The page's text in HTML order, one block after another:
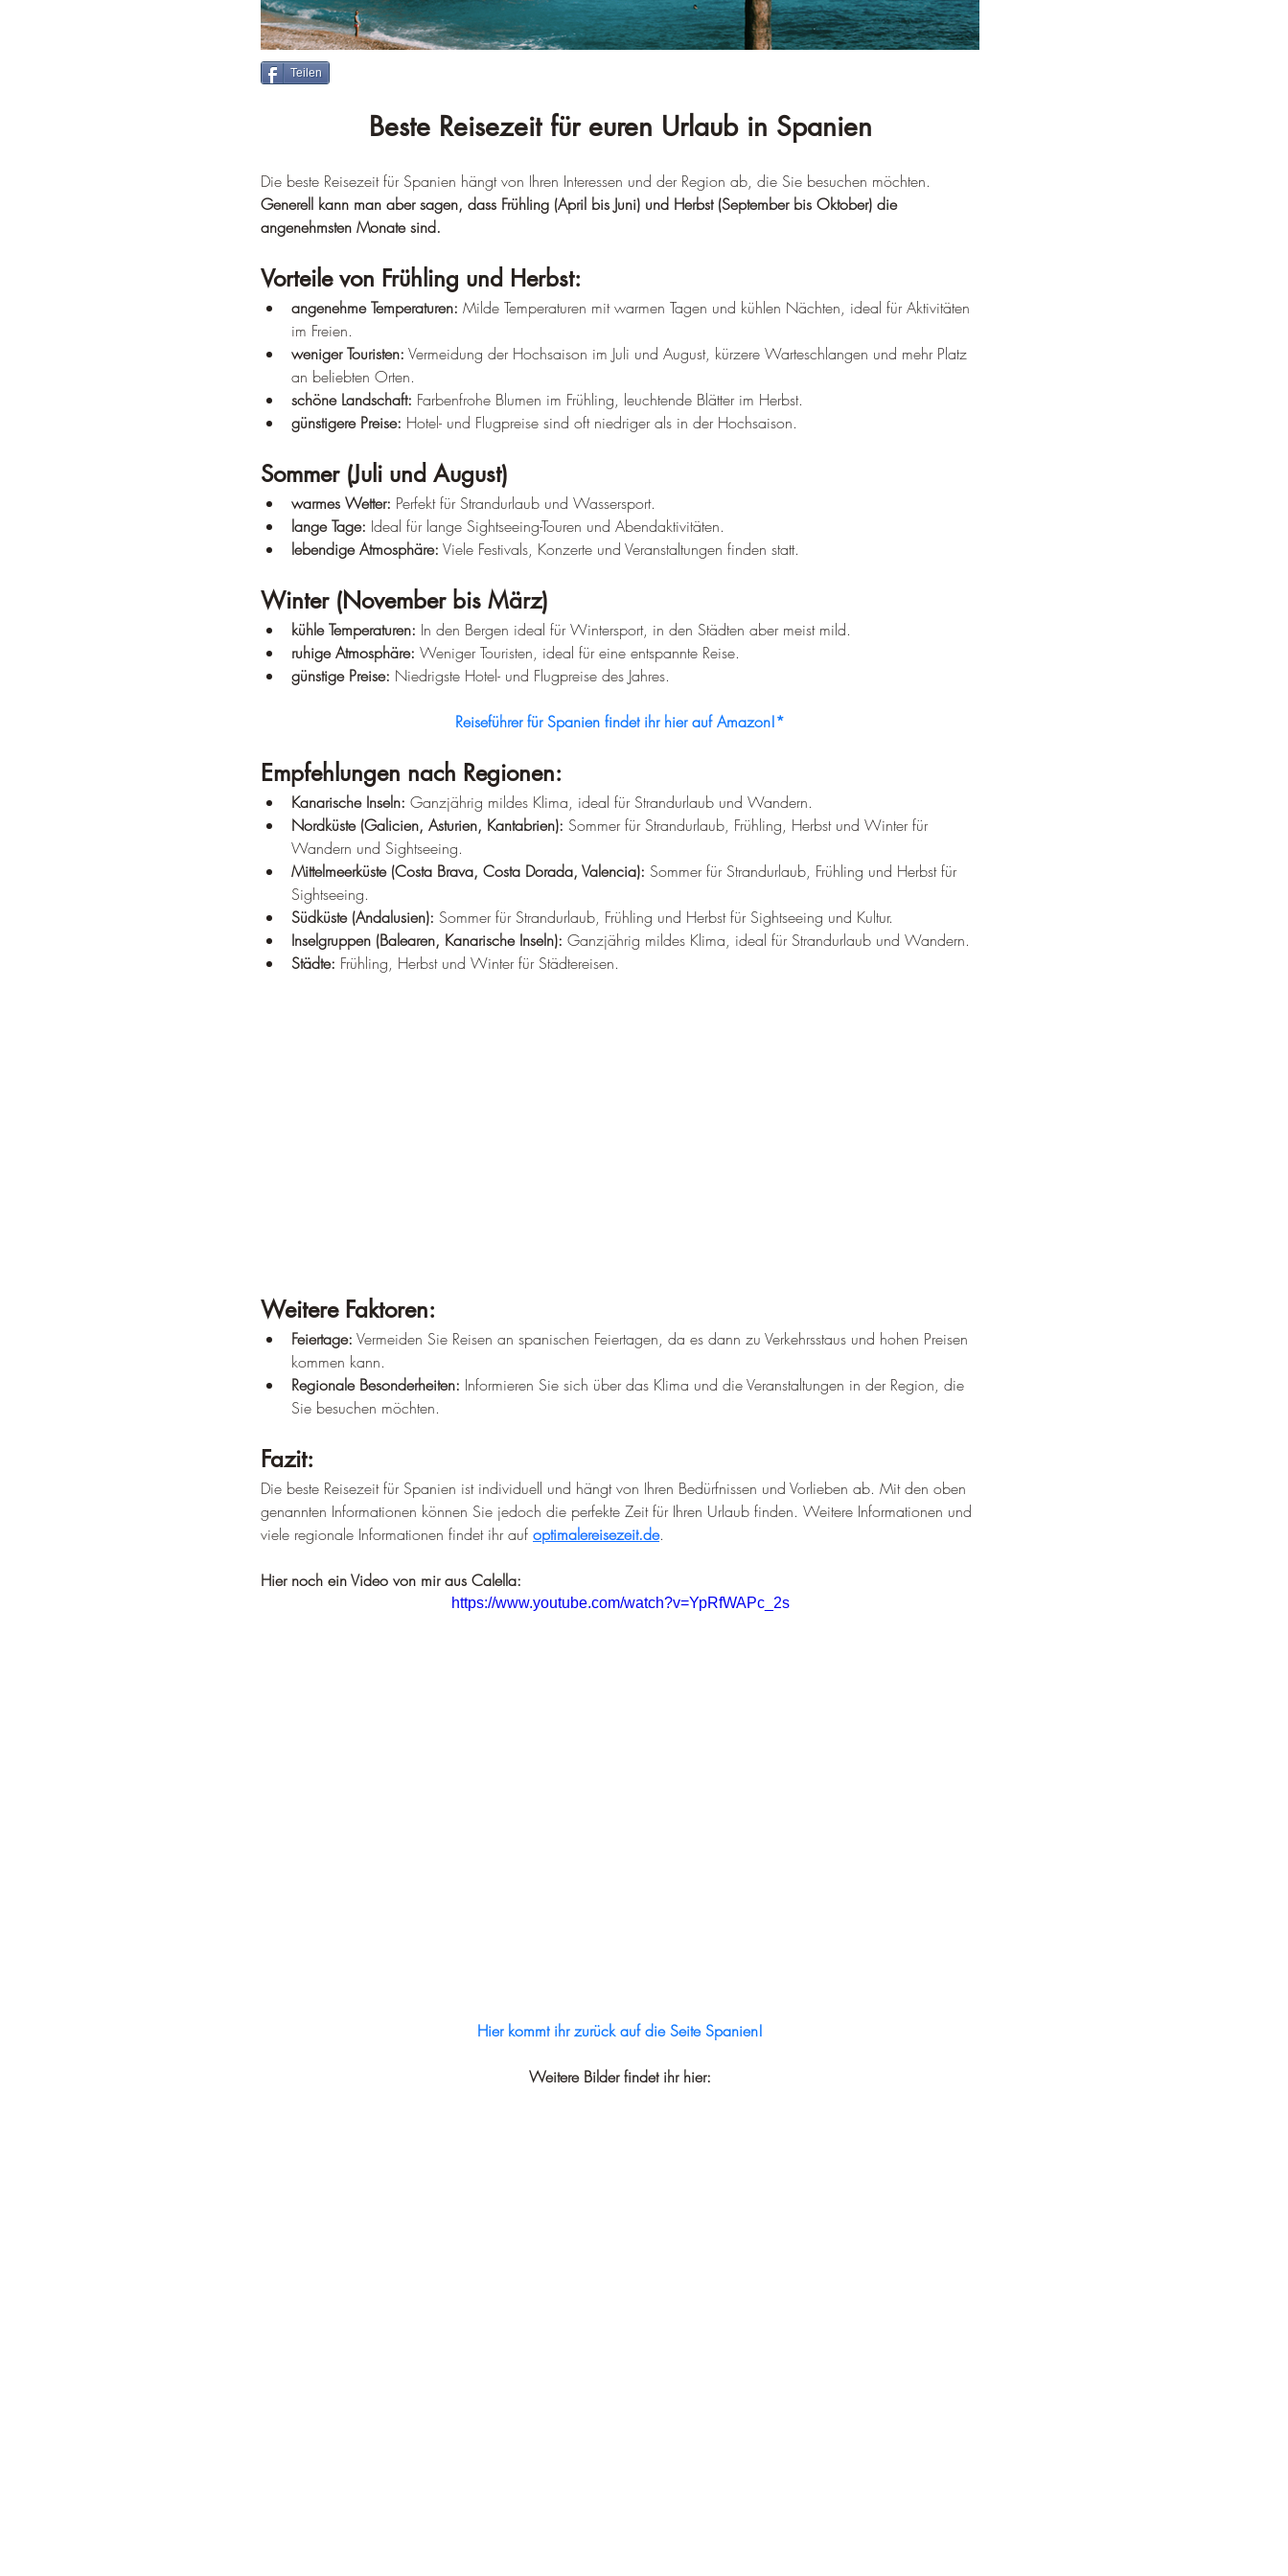
–¡
Teilen
Beste Reisezeit für euren Urlaub in Spanien
Die beste Reisezeit für Spanien hängt von Ihren Interessen und der Region ab, die Sie besuchen möchten.
Generell kann man aber sagen, dass Frühling (April bis Juni) und Herbst (September bis Oktober) die
angenehmsten Monate sind.
Vorteile von Frühling und Herbst:
angenehme Temperaturen: Milde Temperaturen mit warmen Tagen und kühlen Nächten, ideal für Aktivitäten
im Freien.
weniger Touristen: Vermeidung der Hochsaison im Juli und August, kürzere Warteschlangen und mehr Platz
an beliebten Orten.
schöne Landschaft: Farbenfrohe Blumen im Frühling, leuchtende Blätter im Herbst.
günstigere Preise: Hotel- und Flugpreise sind oft niedriger als in der Hochsaison.
Sommer (Juli und August)
warmes Wetter: Perfekt für Strandurlaub und Wassersport.
lange Tage: Ideal für lange Sightseeing-Touren und Abendaktivitäten.
lebendige Atmosphäre: Viele Festivals, Konzerte und Veranstaltungen finden statt.
Winter (November bis März)
kühle Temperaturen: In den Bergen ideal für Wintersport, in den Städten aber meist mild.
ruhige Atmosphäre: Weniger Touristen, ideal für eine entspannte Reise.
günstige Preise: Niedrigste Hotel- und Flugpreise des Jahres.
Reiseführer für Spanien findet ihr hier auf Amazon!*
Empfehlungen nach Regionen:
Kanarische Inseln: Ganzjährig mildes Klima, ideal für Strandurlaub und Wandern.
Nordküste (Galicien, Asturien, Kantabrien): Sommer für Strandurlaub, Frühling, Herbst und Winter für
Wandern und Sightseeing.
Mittelmeerküste (Costa Brava, Costa Dorada, Valencia): Sommer für Strandurlaub, Frühling und Herbst für
Sightseeing.
Südküste (Andalusien): Sommer für Strandurlaub, Frühling und Herbst für Sightseeing und Kultur.
Inselgruppen (Balearen, Kanarische Inseln): Ganzjährig mildes Klima, ideal für Strandurlaub und Wandern.
Städte: Frühling, Herbst und Winter für Städtereisen.
Weitere Faktoren:
Feiertage: Vermeiden Sie Reisen an spanischen Feiertagen, da es dann zu Verkehrsstaus und hohen Preisen
kommen kann.
Regionale Besonderheiten: Informieren Sie sich über das Klima und die Veranstaltungen in der Region, die
Sie besuchen möchten.
Fazit:
Die beste Reisezeit für Spanien ist individuell und hängt von Ihren Bedürfnissen und Vorlieben ab. Mit den oben
genannten Informationen können Sie jedoch die perfekte Zeit für Ihren Urlaub finden. Weitere Informationen und
viele regionale Informationen findet ihr auf optimalereisezeit.de.
Hier noch ein Video von mir aus Calella:
https://www.youtube.com/watch?v=YpRfWAPc_2s
Hier kommt ihr zurück auf die Seite Spanien!
Weitere Bilder findet ihr hier: